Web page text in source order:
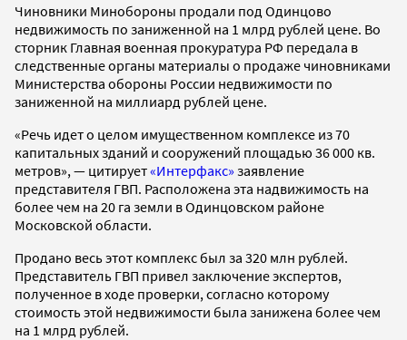
Чиновники Минобороны продали под Одинцово
недвижимость по заниженной на 1 млрд рублей цене. Во
сторник Главная военная прокуратура РФ передала в
следственные органы материалы о продаже чиновниками
Министерства обороны России недвижимости по
заниженной на миллиард рублей цене.
«Речь идет о целом имущественном комплексе из 70
капитальных зданий и сооружений площадью 36 000 кв.
метров», — цитирует«Интерфакс» заявление
представителя ГВП. Расположена эта надвижимость на
более чем на 20 га земли в Одинцовском районе
Московской области.
Продано весь этот комплекс был за 320 млн рублей.
Представитель ГВП привел заключение экспертов,
полученное в ходе проверки, согласно которому
стоимость этой недвижимости была занижена более чем
на 1 млрд рублей.